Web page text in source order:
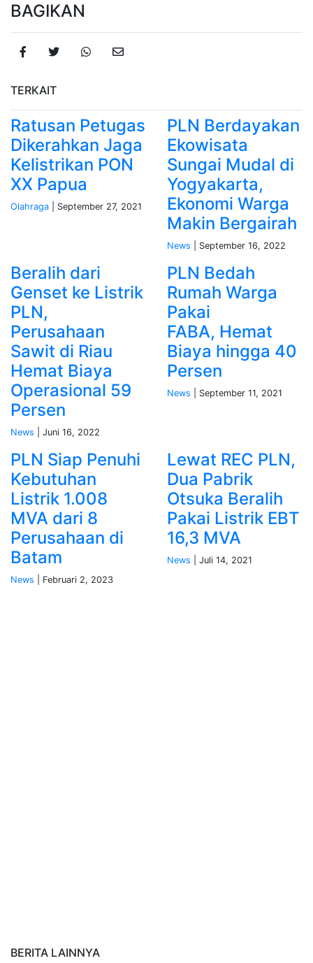
BAGIKAN
TERKAIT
Ratusan Petugas
Dikerahkan Jaga
Kelistrikan PON
XX Papua
Olahraga | September 27, 2021
PLN Berdayakan
Ekowisata
Sungai Mudal di
Yogyakarta,
Ekonomi Warga
Makin Bergairah
News | September 16, 2022
Beralih dari
Genset ke Listrik
PLN,
Perusahaan
Sawit di Riau
Hemat Biaya
Operasional 59
Persen
News | Juni 16, 2022
PLN Bedah
Rumah Warga
Pakai
FABA, Hemat
Biaya hingga 40
Persen
News | September 11, 2021
PLN Siap Penuhi
Kebutuhan
Listrik 1.008
MVA dari 8
Perusahaan di
Batam
News | Februari 2, 2023
Lewat REC PLN,
Dua Pabrik
Otsuka Beralih
Pakai Listrik EBT
16,3 MVA
News | Juli 14, 2021
BERITA LAINNYA